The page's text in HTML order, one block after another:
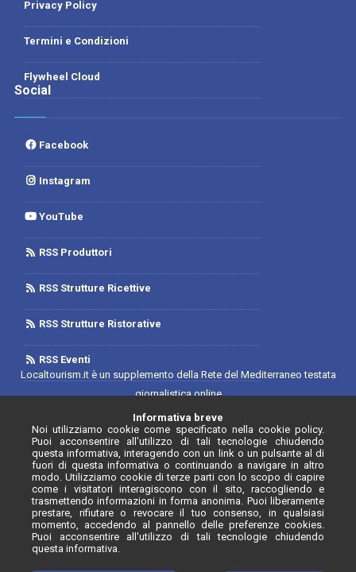
Privacy Policy
Termini e Condizioni
Flywheel Cloud
Social
Facebook
Instagram
YouTube
RSS Produttori
RSS Strutture Ricettive
RSS Strutture Ristorative
RSS Eventi
Localtourism.it è un supplemento della Rete del Mediterraneo testata
giornalistica online
Trib. di Foggia n.1893/2019 - Reg. 2/2019- Rete del Mediterraneo
Contratto di Rete Editore
Direttore Responsabile: Luca D'Andrea
Iscrizione Registro degli Operatori di Comunicazione N. 34646 con
provvedimento n. 55 del 20/07/2020
Informativa breve
Noi utilizziamo cookie come specificato nella cookie policy.
Puoi acconsentire all'utilizzo di tali tecnologie chiudendo
questa informativa, interagendo con un link o un pulsante al di
fuori di questa informativa o continuando a navigare in altro
modo. Utilizziamo cookie di terze parti con lo scopo di capire
come i visitatori interagiscono con il sito, raccogliendo e
trasmettendo informazioni in forma anonima. Puoi liberamente
prestare, rifiutare o revocare il tuo consenso, in qualsiasi
momento, accedendo al pannello delle preferenze cookies.
Puoi acconsentire all'utilizzo di tali tecnologie chiudendo
questa informativa.